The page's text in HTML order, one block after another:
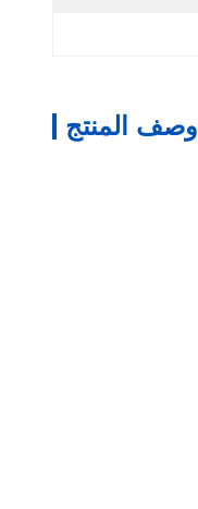
وصف المنتج